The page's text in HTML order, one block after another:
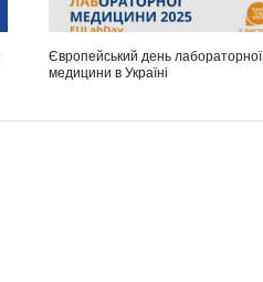
Європейський день лабораторної
медицини в Україні